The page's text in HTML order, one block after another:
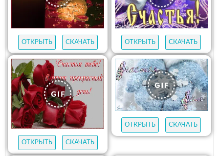
ОТКРЫТЬ СКАЧАТЬ ОТКРЫТЬ СКАЧАТЬ
ОТКРЫТЬ СКАЧАТЬ
ОТКРЫТЬ СКАЧАТЬ